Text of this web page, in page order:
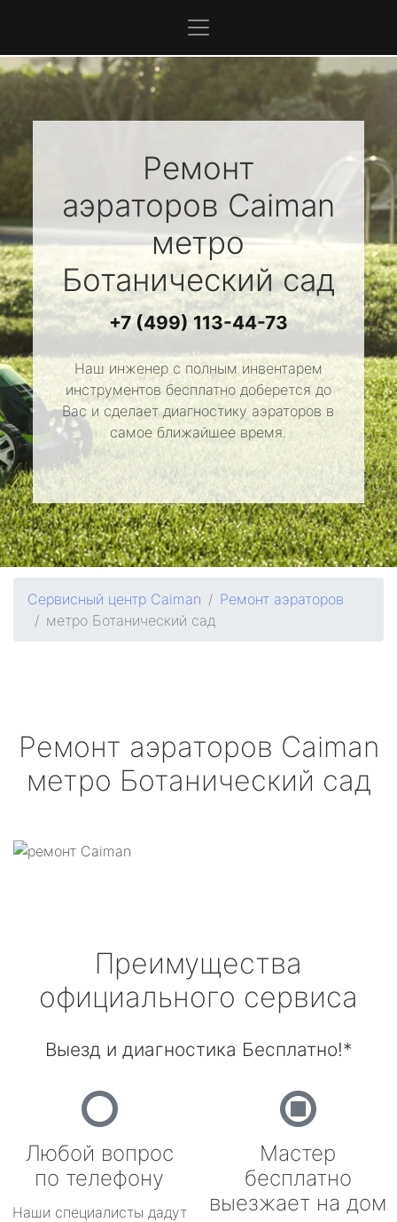
Ремонт
аэраторов Caiman
метро
Ботанический сад
+7 (499) 113-44-73
Наш инженер с полным инвентарем
инструментов бесплатно доберется до
Вас и сделает диагностику аэраторов в
самое ближайшее время.
Сервисный центр Caiman
Ремонт аэраторов
метро Ботанический сад
Ремонт аэраторов Caiman
метро Ботанический сад
Преимущества
официального сервиса
Выезд и диагностика Бесплатно!*
Любой вопрос
по телефону
Наши специалисты дадут
Мастер
бесплатно
выезжает на дом